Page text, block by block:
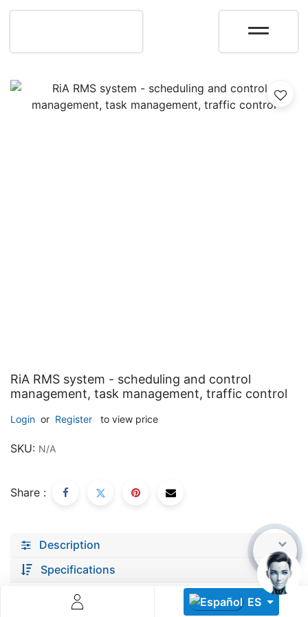
ES
RiA RMS system - scheduling and control
management, task management, traffic control
Login or Register to view price
SKU: N/A
Share :
Description
Specifications
Platformă integrată pentru managementul flotei de roboți
soluție
Află mai mult